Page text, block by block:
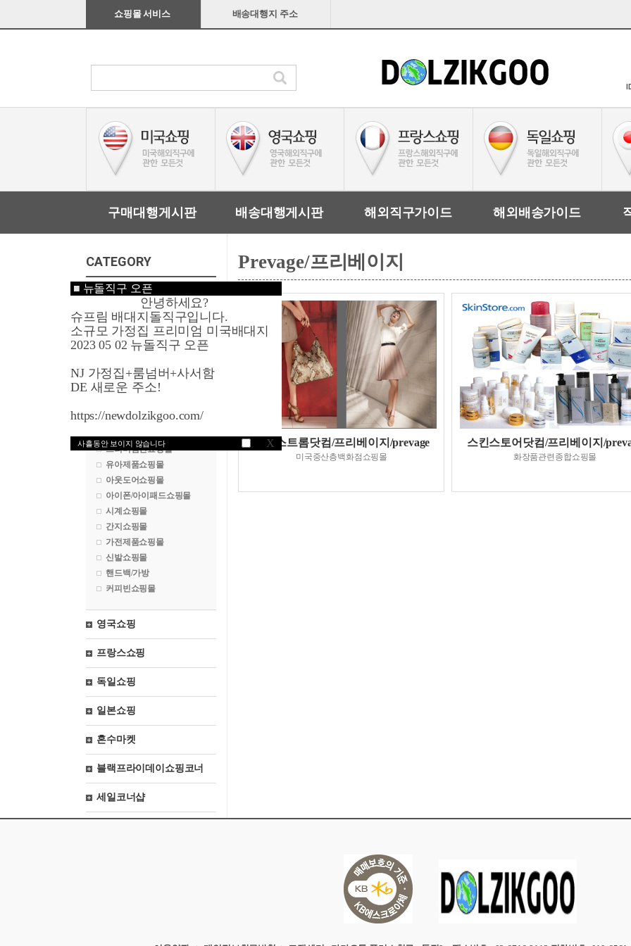
■ 뉴돌직구 오픈
안녕하세요?
슈프림 배대지돌직구입니다.
소규모 가정집 프리미엄 미국배대지
2023 05 02 뉴돌직구 오픈
NJ 가정집+룸넘버+사서함
DE 새로운 주소!
https://newdolzikgoo.com/
사흘동안 보이지 않습니다 X
쇼핑몰 서비스 배송대행지 주소
구매대행게시판 배송대행게시판 해외직구가이드 해외배송가이드
CATEGORY
미국쇼핑
명품쇼핑몰
수입차구매대행
화장품쇼핑몰
악세서리쇼핑몰
속옷쇼핑몰
프리미엄진쇼핑몰
유아제품쇼핑몰
아웃도어쇼핑몰
아이폰/아이패드쇼핑몰
시계쇼핑몰
간지쇼핑몰
가전제품쇼핑몰
신발쇼핑몰
핸드백/가방
커피빈쇼핑몰
영국쇼핑
프랑스쇼핑
독일쇼핑
일본쇼핑
혼수마켓
블랙프라이데이쇼핑코너
세일코너샵
Prevage/프리베이지
노드스트롬닷컴/프리베이지/prevage
미국중산층백화점쇼핑몰
스킨스토어닷컴/프리베이지/
화장품관련종합쇼핑몰